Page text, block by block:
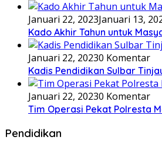
Januari 22, 2023Januari 13,
Kado Akhir Tahun untuk
Januari 22, 20230 Komentar
Kadis Pendidikan Sulbar
Januari 22, 20230 Komentar
Tim Operasi Pekat Polresta
Pendidikan